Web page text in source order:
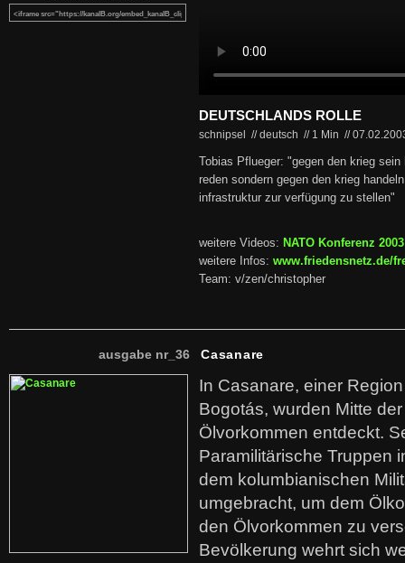
DEUTSCHLANDS ROLLE
schnipsel // deutsch // 1 Min //
Tobias Pflueger: "gegen den krieg
reden sondern gegen den krieg
infrastruktur zur verfügung zu stellen"
weitere Videos: NATO Konferenz 2003
weitere Infos: www.friedensnetz.de/
Team: v/zen/christopher
ausgabe nr_36 Casanare
In Casanare, einer
Bogotás, wurden Mitte
Ölvorkommen entdeckt.
Paramilitärische Truppen
dem kolumbianischen
umgebracht, um dem
den Ölvorkommen zu
Bevölkerung wehrt sich